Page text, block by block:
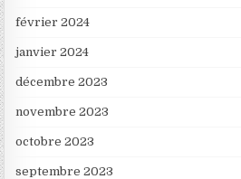
février 2024
janvier 2024
décembre 2023
novembre 2023
octobre 2023
septembre 2023